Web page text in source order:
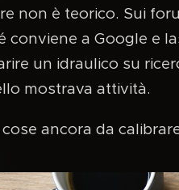
non è teorico. Sui
conviene a Google e
un idraulico su
mostrava attività.
ancora da